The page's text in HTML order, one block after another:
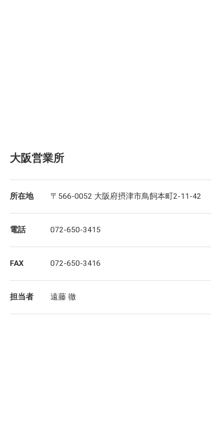
大阪営業所
所在地 〒566-0052 大阪府摂津市鳥飼本町2-11-42
電話 072-650-3415
FAX 072-650-3416
担当者 遠藤 徹